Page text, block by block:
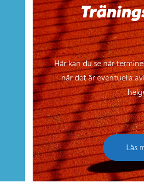
Här kan du se när
när det är eventuella
Läs